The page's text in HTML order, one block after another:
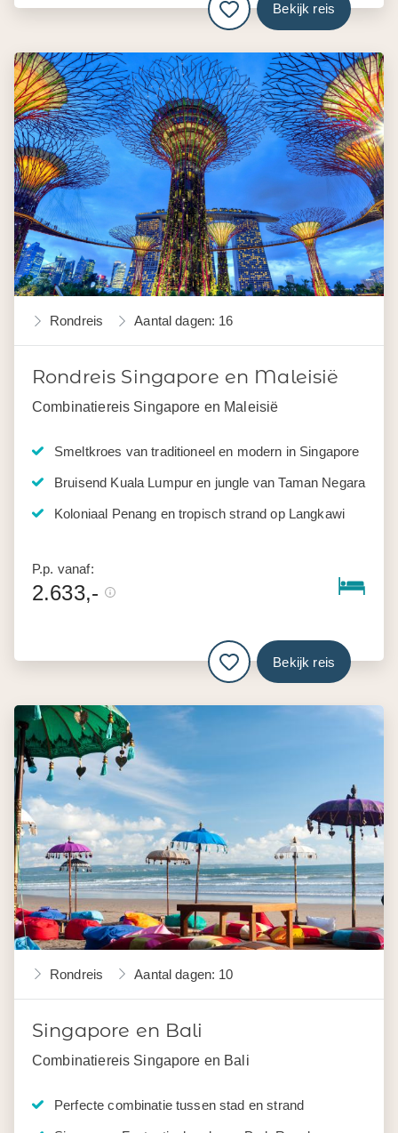
Bekijk reis
Rondreis Aantal dagen: 16
Rondreis Singapore en Maleisië
Combinatiereis Singapore en Maleisië
Smeltkroes van traditioneel en modern in Singapore
Bruisend Kuala Lumpur en jungle van Taman Negara
Koloniaal Penang en tropisch strand op Langkawi
P.p. vanaf:
2.633,-
Bekijk reis
Rondreis Aantal dagen: 10
Singapore en Bali
Combinatiereis Singapore en Bali
Perfecte combinatie tussen stad en strand